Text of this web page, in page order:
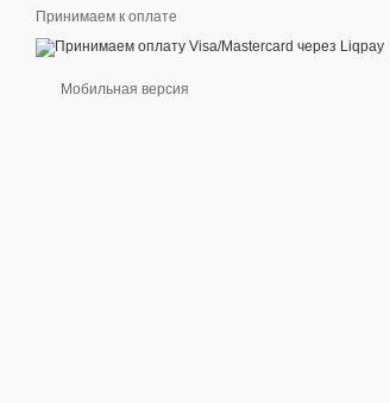
Принимаем к оплате
Мобильная версия